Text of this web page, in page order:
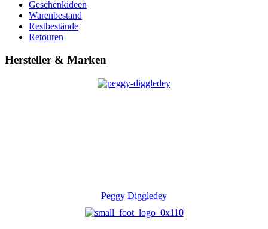
Geschenkideen
Warenbestand
Restbestände
Retouren
Hersteller & Marken
Peggy Diggledey